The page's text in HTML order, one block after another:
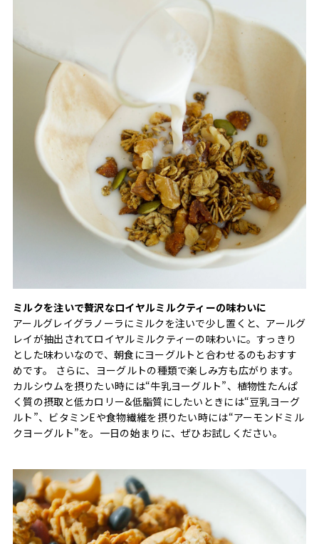
ミルクを注いで贅沢なロイヤルミルクティーの味わいに
アールグレイグラノーラにミルクを注いで少し置くと、アールグ
レイが抽出されてロイヤルミルクティーの味わいに。すっきり
とした味わいなので、朝食にヨーグルトと合わせるのもおすす
めです。 さらに、ヨーグルトの種類で楽しみ方も広がります。
カルシウムを摂りたい時には“牛乳ヨーグルト”、植物性たんぱ
く質の摂取と低カロリー&低脂質にしたいときには“豆乳ヨーグ
ルト”、ビタミンEや食物繊維を摂りたい時には“アーモンドミル
クヨーグルト”を。一日の始まりに、ぜひお試しください。